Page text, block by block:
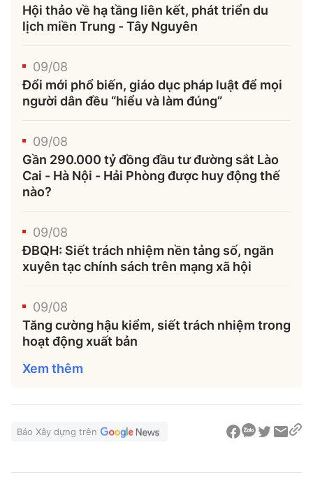
Hội thảo về hạ tầng liên kết, phát triển du
lịch miền Trung - Tây Nguyên
09/08
Đổi mới phổ biến, giáo dục pháp luật để mọi
người dân đều “hiểu và làm đúng”
09/08
Gần 290.000 tỷ đồng đầu tư đường sắt Lào
Cai - Hà Nội - Hải Phòng được huy động thế
nào?
09/08
ĐBQH: Siết trách nhiệm nền tảng số, ngăn
xuyên tạc chính sách trên mạng xã hội
09/08
Tăng cường hậu kiểm, siết trách nhiệm trong
hoạt động xuất bản
Xem thêm
Báo Xây dựng trên